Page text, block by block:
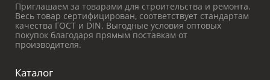
Приглашаем за товарами для строительства и ремонта.
Весь товар сертифицирован, соответствует стандартам
качества ГОСТ и DIN. Выгодные условия оптовых
покупок благодаря прямым поставкам от
производителя.
Каталог